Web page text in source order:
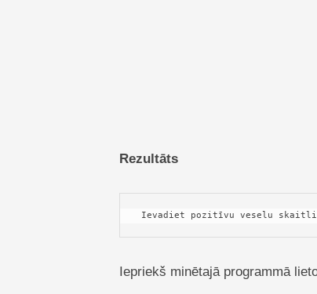
Rezultāts
Ievadiet pozitīvu veselu skaitli:
Iepriekš minētajā programmā